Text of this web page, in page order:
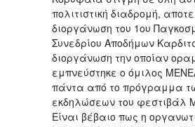
πολιτιστική διαδρομή,
διοργάνωση του 1ου
Συνεδρίου Αποδήμων
διοργάνωση την οποίαν
εμπνεύστηκε ο όμιλος
πάντα από το πρόγραμμα
εκδηλώσεων του φεστιβάλ
Είναι βέβαιο πως η